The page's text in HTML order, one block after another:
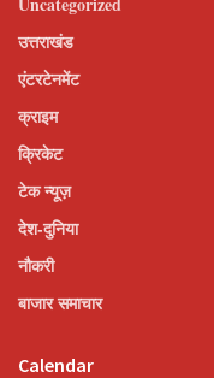
उत्तराखंड
एंटरटेनमेंट
क्राइम
क्रिकेट
टेक न्यूज़
देश-दुनिया
नौकरी
बाजार समाचार
Calendar